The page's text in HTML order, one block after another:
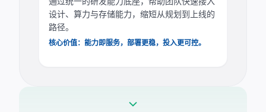
设计、算力与存储能力，缩短从规划到上线的
路径。
核心价值：能力即服务，部署更稳，投入更可控。
业
务
力
驻地云业务能力 · 覆盖研发全场景
pause
expand_more